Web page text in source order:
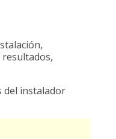
del instalador